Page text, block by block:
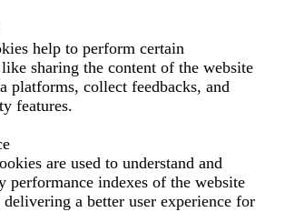
help to perform certain
sharing the content of the website
platforms, collect feedbacks, and
features.
are used to understand and
performance indexes of the website
a better user experience for